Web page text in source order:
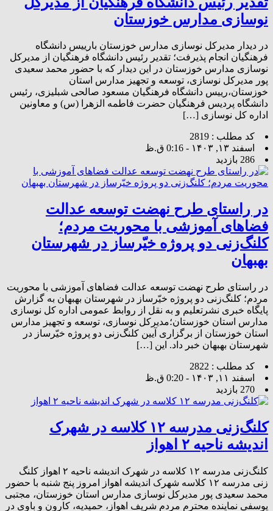
نوسازی مدارس خوزستان
در دیدار مدیرکل نوسازی مدارس خوزستان بارییس دانشگاه
فرهنگیان انجام پذیرفت؛ تقدیر رئیس دانشگاه فرهنگیان از مدیرکل
نوسازی مدارس خوزستان در این دیدار که با حضور محمد سعیدی
پور مدیرکل نوسازی، توسعه و تجهیز مدارس استان
خوزستان،رییس دانشگاه فرهنگیان مسعود صالحی شبلیزی، رئیس
دانشگاه پردیس فرهنگیان حضرت فاطمه الزهرا (س) و معاونین
اداره کل نوسازی […]
کد مطلب : 2819
اسفند ۱۳, ۱۴۰۳ - 0:16 ق.ظ
286 بازدید
در راستای طرح نهضت توسعه عدالت
فضاهای آموزشی با محوریت مردم؛
کلنگ‌زنی دو پروژه خیّرساز در شهرستان
بهبهان
در راستای طرح نهضت توسعه عدالت فضاهای آموزشی با محوریت
مردم؛ کلنگ‌زنی دو پروژه خیّرساز در شهرستان بهبهان به گزارش
پایگاه خبری نشرتعلیم و به نقل از روابط عمومی اداره کل نوسازی
مدارس استان خوزستان؛مدیرکل نوسازی، توسعه و تجهیز مدارس
استان خوزستان از برگزاری آیین کلنگ‌زنی دو پروژه خیّرساز در
شهرستان بهبهان خبر داد. این […]
کد مطلب : 2822
اسفند ۱۱, ۱۴۰۳ - 0:20 ق.ظ
270 بازدید
کلنگ‌زنی مدرسه ۱۲ کلاسه در شهرک
اندیشه ناحیه ۲ اهواز
کلنگ‌زنی مدرسه ۱۲ کلاسه در شهرک اندیشه ناحیه ۲ اهواز کلنگ
زنی مدرسه ۱۲ کلاسه شهرک اندیشه اهواز امروز پنج شنبه با حضور
محمد سعیدی پور مدیرکل نوسازی مدارس استان خوزستان، مجتبی
یوسفی نماینده محترم مردم شریف اهواز، حمیدیه، کارون و باوی در